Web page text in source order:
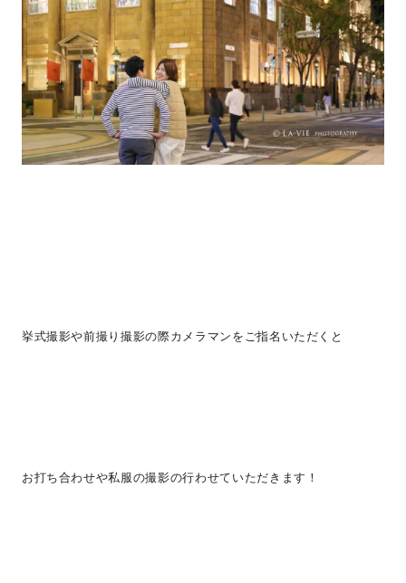
挙式撮影や前撮り撮影の際カメラマンをご指名いただくと
お打ち合わせや私服の撮影の行わせていただきます！